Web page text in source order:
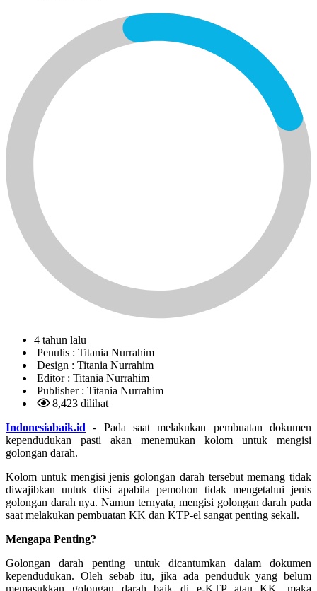
4 tahun lalu
Penulis : Titania Nurrahim
Design : Titania Nurrahim
Editor : Titania Nurrahim
Publisher : Titania Nurrahim
8,423 dilihat
Indonesiabaik.id - Pada saat melakukan pembuatan dokumen
kependudukan pasti akan menemukan kolom untuk mengisi
golongan darah.
Kolom untuk mengisi jenis golongan darah tersebut memang tidak
diwajibkan untuk diisi apabila pemohon tidak mengetahui jenis
golongan darah nya. Namun ternyata, mengisi golongan darah pada
saat melakukan pembuatan KK dan KTP-el sangat penting sekali.
Mengapa Penting?
Golongan darah penting untuk dicantumkan dalam dokumen
kependudukan. Oleh sebab itu, jika ada penduduk yang belum